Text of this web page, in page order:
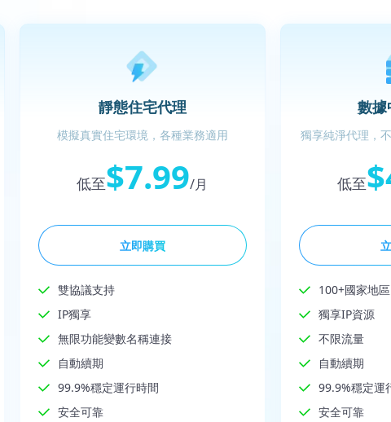
靜態住宅代理
模擬真實住宅環境，各種業務適用
低至$7.99/月
立即購買
雙協議支持
IP獨享
無限功能變數名稱連接
自動續期
99.9%穩定運行時間
安全可靠
數據
獨享純淨代理，
低至
100+國家地區
獨享IP資源
不限流量
自動續期
99.9%穩定運
安全可靠